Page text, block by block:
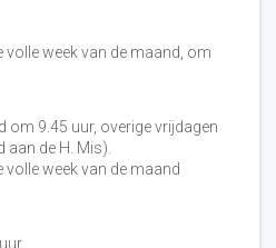
volle week van de maand, om
om 9.45 uur, overige vrijdagen
de H. Mis).
volle week van de maand